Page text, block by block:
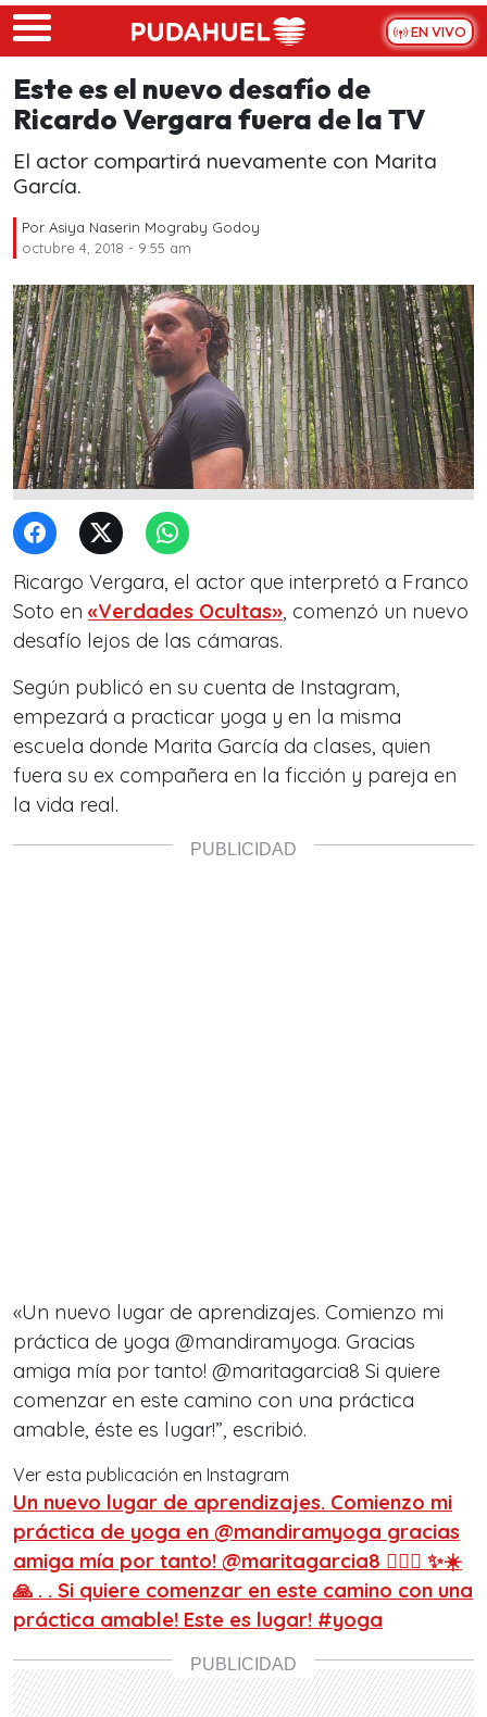
Skip to main content
EN VIVO
Este es el nuevo desafío de
Ricardo Vergara fuera de la TV
El actor compartirá nuevamente con Marita
García.
Por Asiya Naserin Mograby Godoy
octubre 4, 2018 - 9:55 am
Ricargo Vergara, el actor que interpretó a Franco
Soto en «Verdades Ocultas», comenzó un nuevo
desafío lejos de las cámaras.
Según publicó en su cuenta de Instagram,
empezará a practicar yoga y en la misma
escuela donde Marita García da clases, quien
fuera su ex compañera en la ficción y pareja en
la vida real.
«Un nuevo lugar de aprendizajes. Comienzo mi
práctica de yoga @mandiramyoga. Gracias
amiga mía por tanto! @maritagarcia8 Si quiere
comenzar en este camino con una práctica
amable, éste es lugar!”, escribió.
Ver esta publicación en Instagram
Un nuevo lugar de aprendizajes. Comienzo mi
práctica de yoga en @mandiramyoga gracias
amiga mía por tanto! @maritagarcia8 🧘🏼‍♂️ ✨☀️
🙏 . . Si quiere comenzar en este camino con una
práctica amable! Este es lugar! #yoga